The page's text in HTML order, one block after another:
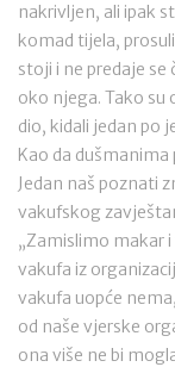
nakrivljen, ali ipak
komad tijela,
stoji i ne predaje
oko njega. Tako su
dio, kidali jedan po
Kao da dušmanima
Jedan naš poznati
vakufskog
„Zamislimo makar
vakufa iz
vakufa uopće
od naše vjerske
ona više ne bi